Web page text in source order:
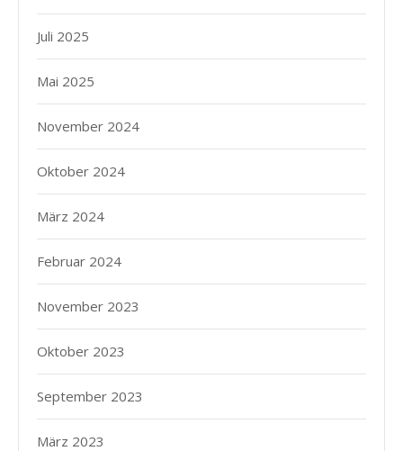
Juli 2025
Mai 2025
November 2024
Oktober 2024
März 2024
Februar 2024
November 2023
Oktober 2023
September 2023
März 2023